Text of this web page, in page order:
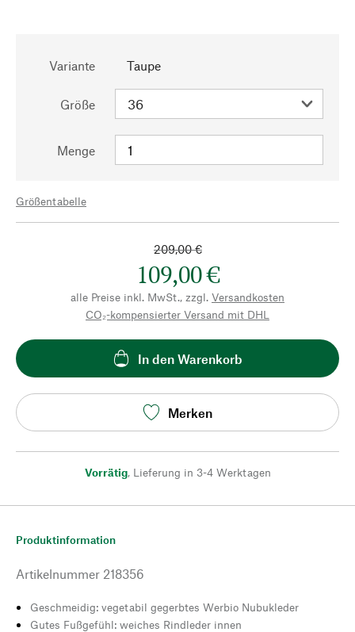
Variante Taupe
Größe
Menge
Größentabelle
209,00 €
109,00 €
alle Preise inkl. MwSt., zzgl. Versandkosten
CO₂-kompensierter Versand mit DHL
In den Warenkorb
Merken
Vorrätig, Lieferung in 3-4 Werktagen
Produktinformation
Artikelnummer 218356
Geschmeidig: vegetabil gegerbtes Werbio Nubukleder
Gutes Fußgefühl: weiches Rindleder innen